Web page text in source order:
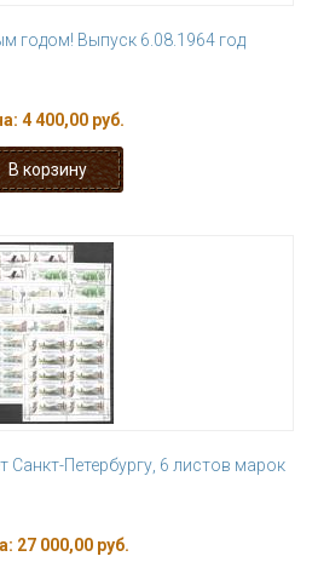
годом! Выпуск 6.08.1964 год
4 400,00 руб.
Санкт-Петербургу, 6 листов марок
27 000,00 руб.